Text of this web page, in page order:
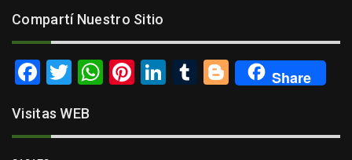
Compartí Nuestro Sitio
F
c
e
T
tt
er
W
s
Pi
e
Li
e
T
bl
Bl
g
Share
Visitas WEB